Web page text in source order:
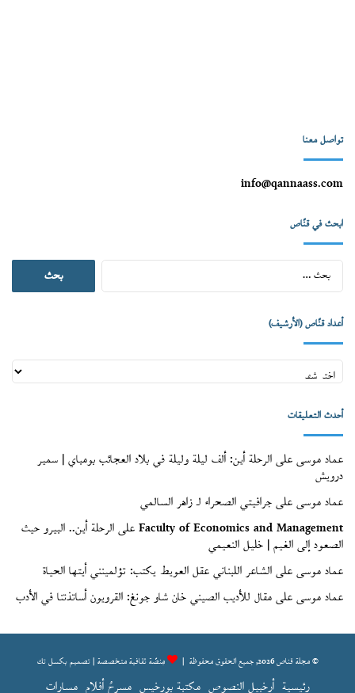
تواصل معنا
info@qannaass.com
ابحث في قنّاص
البحث
عن:
أعداد قنّاص (الأرشيف)
أعداد
قنّاص
أحدث التعليقات
عماد موسىعلىالرحلة أين: ألف ليلة وليلة في بلاد العجائب بومباي | سمير
درويش
عماد موسىعلىجرافيتي الصحراء لـ زاهر السالمي
Faculty of Economics and Managementعلىالرحلة أين.. البيرو حيث
الصعود إلى الغيم | خليل النعيمي
عماد موسىعلىالشاعر اللبناني عقل العويط يكتب: تؤلمينني أيتها الحياة
عماد موسىعلىمقال للأديب الصيني خان شاو جونغ: القرويون أساتذتنا في الأدب
© مجلة قناص 2026, جميع الحقوق محفوظة | مِنصّة ثقافية متخصصة | تصميمبكسل تك
رئيسية أرخبيل النصوص مكتبة بورخيس مسرحُ أفلام مسارات